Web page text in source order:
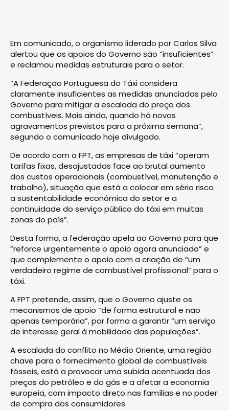
Em comunicado, o organismo liderado por Carlos Silva
alertou que os apoios do Governo são “insuficientes”
e reclamou medidas estruturais para o setor.
“A Federação Portuguesa do Táxi considera
claramente insuficientes as medidas anunciadas pelo
Governo para mitigar a escalada do preço dos
combustíveis. Mais ainda, quando há novos
agravamentos previstos para a próxima semana”,
segundo o comunicado hoje divulgado.
De acordo com a FPT, as empresas de táxi “operam
tarifas fixas, desajustadas face ao brutal aumento
dos custos operacionais (combustível, manutenção e
trabalho), situação que está a colocar em sério risco
a sustentabilidade económica do setor e a
continuidade do serviço público do táxi em muitas
zonas do país”.
Desta forma, a federação apela ao Governo para que
“reforce urgentemente o apoio agora anunciado” e
que complemente o apoio com a criação de “um
verdadeiro regime de combustível profissional” para o
táxi.
A FPT pretende, assim, que o Governo ajuste os
mecanismos de apoio “de forma estrutural e não
apenas temporária”, por forma a garantir “um serviço
de interesse geral à mobilidade das populações”.
A escalada do conflito no Médio Oriente, uma região
chave para o fornecimento global de combustíveis
fósseis, está a provocar uma subida acentuada dos
preços do petróleo e do gás e a afetar a economia
europeia, com impacto direto nas famílias e no poder
de compra dos consumidores.